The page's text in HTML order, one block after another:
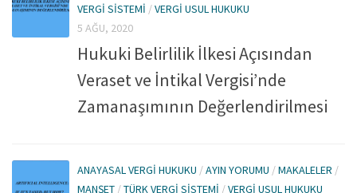
VERGI SISTEMI /VERGI USUL HUKUKU
5 AĞU, 2020
Hukuki Belirlilik İlkesi Açısından
Veraset ve İntikal Vergisi’nde
Zamanaşımının Değerlendirilmesi
ANAYASAL VERGI HUKUKU /AYIN YORUMU /MAKALELER /
MANŞET /TÜRK VERGI SISTEMI /VERGI USUL HUKUKU